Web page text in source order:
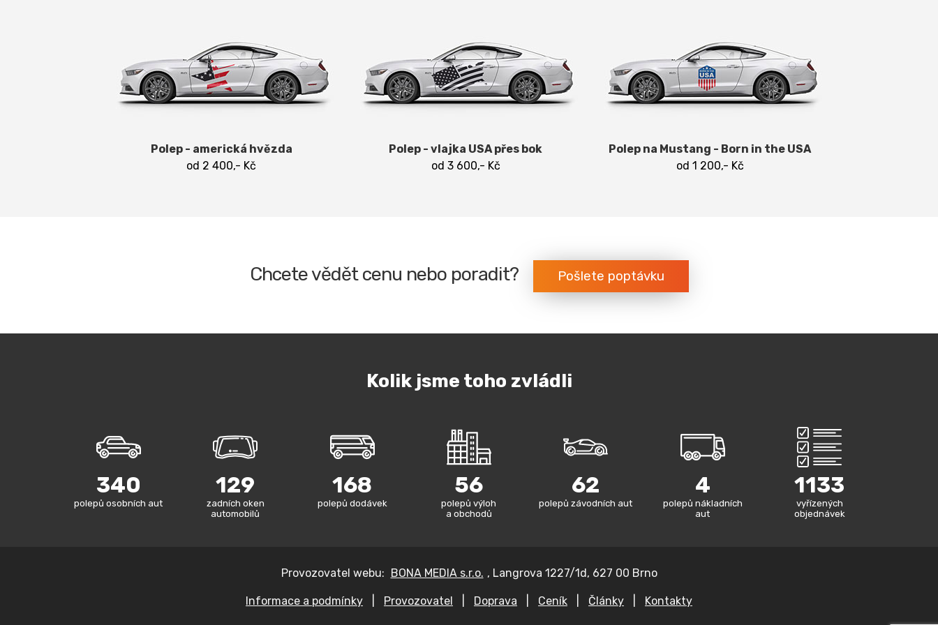
Polep - americká hvězda
od 2 400,- Kč
Polep - vlajka USA přes bok
od 3 600,- Kč
Polep na Mustang - Born in the USA
od 1 200,- Kč
Chcete vědět cenu nebo poradit? Pošlete poptávku
Kolik jsme toho zvládli
340
polepů osobních aut
129
zadních oken
automobilů
168
polepů dodávek
56
polepů výloh
a obchodů
62
polepů závodních aut
4
polepů nákladních
aut
1133
vyřízených
objednávek
Provozovatel webu: BONA MEDIA s.r.o. , Langrova 1227/1d, 627 00 Brno
Informace a podmínky Provozovatel Doprava Ceník Články Kontakty